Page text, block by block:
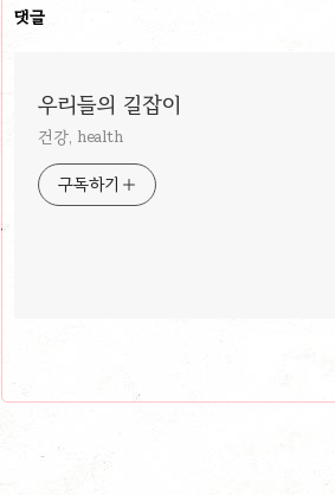
댓글
우리들의 길잡이
건강, health
구독하기